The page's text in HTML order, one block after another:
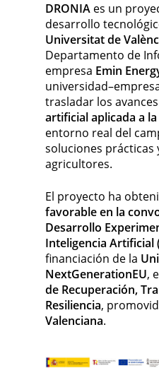
DRONIA es un
desarrollo
Universitat de
Departamento de
empresa Emin
trasladar los
artificial aplicada a
entorno real del
soluciones prácticas
agricultores.
El proyecto ha
favorable en la
Desarrollo
Inteligencia Artificial
financiación de la
NextGenerationEU,
de Recuperación,
Resiliencia,
Valenciana.